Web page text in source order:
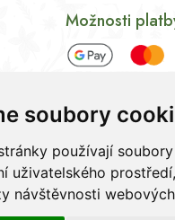
soubory
používají
uživatelského
návštěvnosti
Možnosti